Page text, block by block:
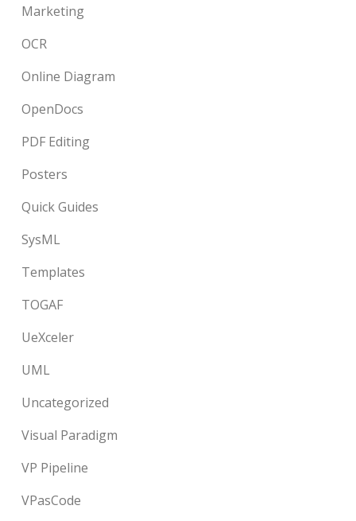
Marketing
OCR
Online Diagram
OpenDocs
PDF Editing
Posters
Quick Guides
SysML
Templates
TOGAF
UeXceler
UML
Uncategorized
Visual Paradigm
VP Pipeline
VPasCode